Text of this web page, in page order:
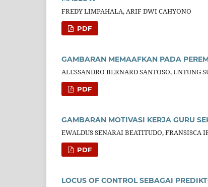
FREDY LIMPAHALA, ARIF DWI CAHYONO
PDF
GAMBARAN MEMAAFKAN PADA
ALESSANDRO BERNARD SANTOSO, UNTUNG
PDF
GAMBARAN MOTIVASI KERJA GURU
EWALDUS SENARAI BEATITUDO, FRANSISCA
PDF
LOCUS OF CONTROL SEBAGAI